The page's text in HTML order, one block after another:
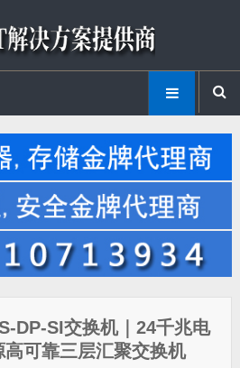
DP-SI交换机｜24千兆电
可靠三层汇聚交换机